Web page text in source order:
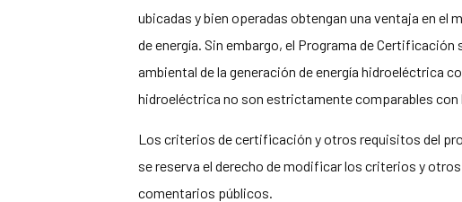
ubicadas y bien operadas obtengan una ventaja en
de energía. Sin embargo, el Programa de
ambiental de la generación de energía hidroeléctrica
hidroeléctrica no son estrictamente comparables
Los criterios de certificación y otros requisitos del
se reserva el derecho de modificar los criterios y
comentarios públicos.